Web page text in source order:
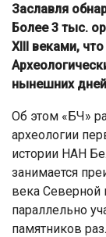
Заславля
Более 3 тыс.
XIIІ веками,
нынешних
Об этом «БЧ»
археологии
истории НАН
занимается
века Северной
параллельно
памятников